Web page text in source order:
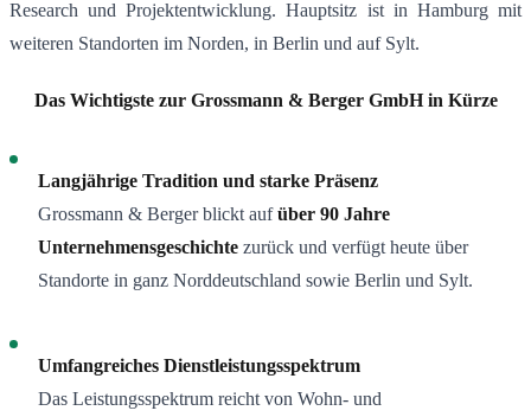
Research und Projektentwicklung. Hauptsitz ist in Hamburg mit
weiteren Standorten im Norden, in Berlin und auf Sylt.
Das Wichtigste zur Grossmann & Berger GmbH in Kürze
Langjährige Tradition und starke Präsenz
Grossmann & Berger blickt aufüber 90 Jahre
Unternehmensgeschichte zurück und verfügt heute über
Standorte in ganz Norddeutschland sowie Berlin und Sylt.
Umfangreiches Dienstleistungsspektrum
Das Leistungsspektrum reicht von Wohn- und